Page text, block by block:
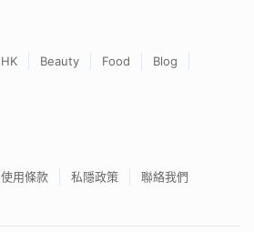
HK Beauty Food
Blog
使用條款 私隱政策 聯絡我們